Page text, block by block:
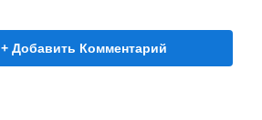
+ Добавить Комментарий